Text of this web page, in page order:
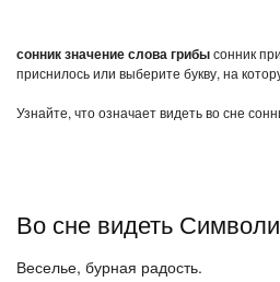
сонник значение слова грибысонник
приснилось или выберите букву, на
Узнайте, что означает видеть во сне
Во сне видеть
Веселье, бурная радость.